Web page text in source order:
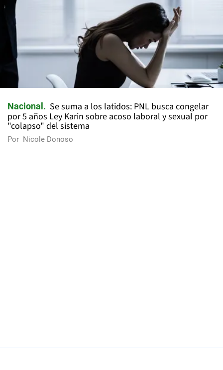
Nacional
Se suma a los latidos: PNL busca congelar
por 5 años Ley Karin sobre acoso laboral y sexual por
"colapso" del sistema
Por Nicole Donoso